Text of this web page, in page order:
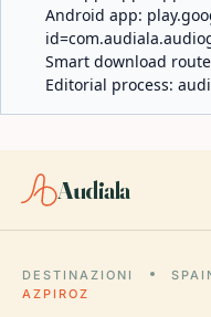
Android app:
Smart download
Editorial process:
Audiala
DESTINAZIONI
AZPIROZ